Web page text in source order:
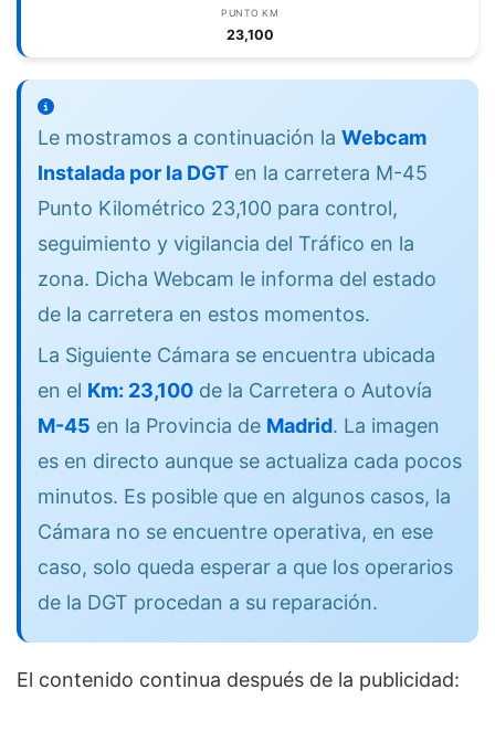
PUNTO KM
23,100
Le mostramos a continuación la Webcam
Instalada por la DGT en la carretera M-45
Punto Kilométrico 23,100 para control,
seguimiento y vigilancia del Tráfico en la
zona. Dicha Webcam le informa del estado
de la carretera en estos momentos.
La Siguiente Cámara se encuentra ubicada
en el Km: 23,100 de la Carretera o Autovía
M-45 en la Provincia de Madrid. La imagen
es en directo aunque se actualiza cada pocos
minutos. Es posible que en algunos casos, la
Cámara no se encuentre operativa, en ese
caso, solo queda esperar a que los operarios
de la DGT procedan a su reparación.
El contenido continua después de la publicidad: